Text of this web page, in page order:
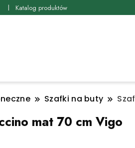
Katalog produktów
Szafki na buty
mat 70 cm Vigo